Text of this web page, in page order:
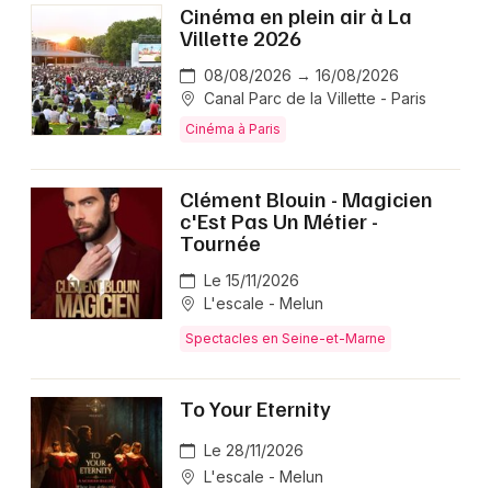
Cinéma en plein air à La
Villette 2026
08/08/2026 → 16/08/2026
Canal Parc de la Villette - Paris
Cinéma à Paris
Clément Blouin - Magicien
c'Est Pas Un Métier -
Tournée
Le 15/11/2026
L'escale - Melun
Spectacles en Seine-et-Marne
To Your Eternity
Le 28/11/2026
L'escale - Melun